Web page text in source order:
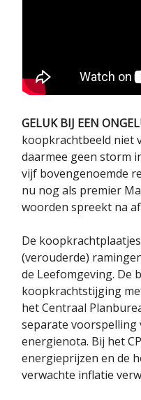
GELUK BIJ EEN
koopkrachtbeeld niet
daarmee geen storm
vijf bovengenoemde
nu nog als premier
woorden spreekt na
De
(verouderde)
de Leefomgeving. De
koopkrachtstijging
het Centraal
separate voorspelling
energienota. Bij het
energieprijzen en de
verwachte inflatie